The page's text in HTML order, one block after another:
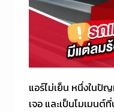
แอร์ไม่เย็น หนึ่งในปั
เจอ และเป็นโมเมนต์